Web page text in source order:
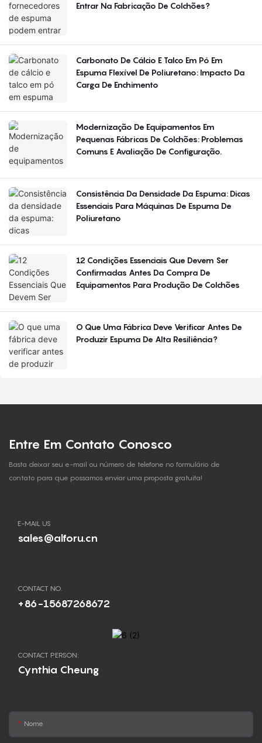
Entrar Na Fabricação De Colchões?
Carbonato De Cálcio E Talco Em Pó Em
Espuma Flexível De Poliuretano: Impacto Da
Carga De Enchimento
Modernização De Equipamentos Em
Pequenas Fábricas De Colchões: Problemas
Comuns E Avaliação De Configuração.
Consistência Da Densidade Da Espuma: Dicas
Essenciais Para Máquinas De Espuma De
Poliuretano
12 Condições Essenciais Que Devem Ser
Confirmadas Antes Da Compra De
Equipamentos Para Produção De Colchões
O Que Uma Fábrica Deve Verificar Antes De
Produzir Espuma De Alta Resiliência?
Entre Em Contato Conosco
Basta deixar seu e-mail ou número de telefone no formulário de
contato para que possamos enviar uma proposta gratuita!
E-MAIL US
sales@alforu.cn
CONTACT NO.
+86-15687268672
CONTACT PERSON:
Cynthia Cheung
Nome